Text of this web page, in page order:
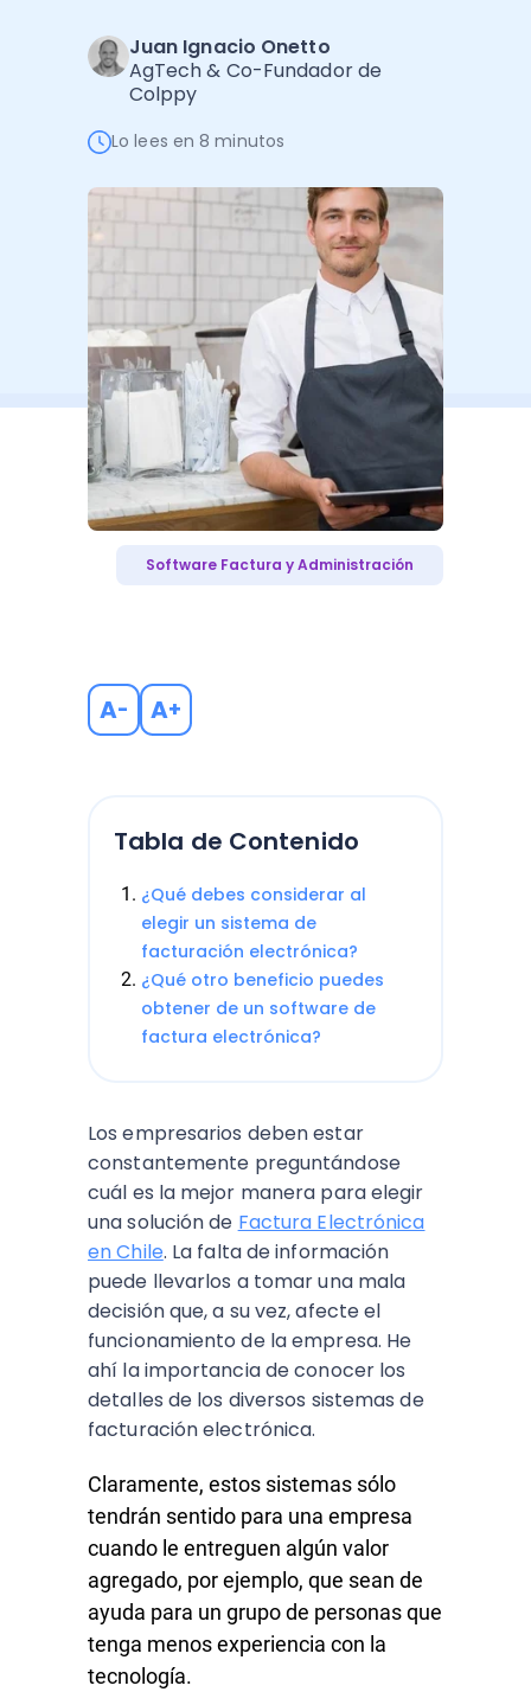
Administración Empresarial
Software Factura y Administración
Autores
Juan Ignacio Onetto
AgTech & Co-Fundador de
Colppy
Lo lees en 8 minutos
Software Factura y Administración
A- A+
Tabla de Contenido
¿Qué debes considerar al
elegir un sistema de
facturación electrónica?
¿Qué otro beneficio puedes
obtener de un software de
factura electrónica?
Los empresarios deben estar
constantemente preguntándose
cuál es la mejor manera para elegir
una solución de Factura Electrónica
en Chile. La falta de información
puede llevarlos a tomar una mala
decisión que, a su vez, afecte el
funcionamiento de la empresa. He
ahí la importancia de conocer los
detalles de los diversos sistemas de
facturación electrónica.
Claramente, estos sistemas sólo
tendrán sentido para una empresa
cuando le entreguen algún valor
agregado, por ejemplo, que sean de
ayuda para un grupo de personas que
tenga menos experiencia con la
tecnología.